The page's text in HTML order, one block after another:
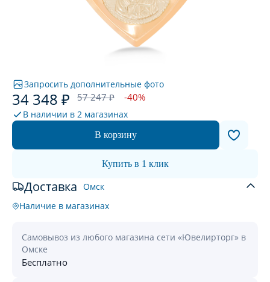
Запросить дополнительные фото
34 348 ₽ 57 247 ₽ -40%
В наличии в 2 магазинах
В корзину
Купить в 1 клик
Доставка Омск
Наличие в магазинах
Самовывоз из любого магазина сети «Ювелирторг» в
Омске
Бесплатно